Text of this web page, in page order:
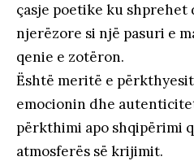
çasje poetike ku shprehet
njerëzore si një pasuri e
qenie e zotëron.
Është meritë e
emocionin dhe
përkthimi apo shqipërimi
atmosferës së krijimit.